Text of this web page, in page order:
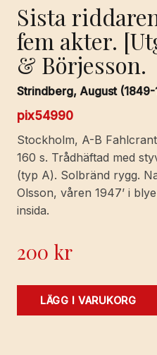
Sista
fem akter.
& Börjesson.
Strindberg, August (1849-
pix54990
Stockholm, A-B
160 s. Trådhäftad med
(typ A). Solbränd rygg.
Olsson, våren 1947’ i
insida.
200 kr
Sista
LÄGG I VARUKORG